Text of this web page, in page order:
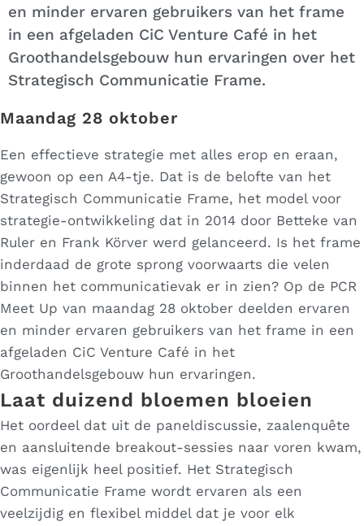
en minder ervaren gebruikers van het frame
in een afgeladen CiC Venture Café in het
Groothandelsgebouw hun ervaringen over het
Strategisch Communicatie Frame.
Maandag 28 oktober
Een effectieve strategie met alles erop en eraan,
gewoon op een A4-tje. Dat is de belofte van het
Strategisch Communicatie Frame, het model voor
strategie-ontwikkeling dat in 2014 door Betteke van
Ruler en Frank Körver werd gelanceerd. Is het frame
inderdaad de grote sprong voorwaarts die velen
binnen het communicatievak er in zien? Op de PCR
Meet Up van maandag 28 oktober deelden ervaren
en minder ervaren gebruikers van het frame in een
afgeladen CiC Venture Café in het
Groothandelsgebouw hun ervaringen.
Laat duizend bloemen bloeien
Het oordeel dat uit de paneldiscussie, zaalenquête
en aansluitende breakout-sessies naar voren kwam,
was eigenlijk heel positief. Het Strategisch
Communicatie Frame wordt ervaren als een
veelzijdig en flexibel middel dat je voor elk